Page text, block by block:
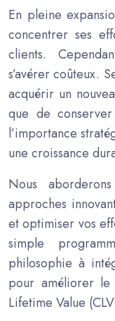
En pleine
concentrer ses
clients.
s’avérer coûteux.
acquérir un
que de
l’importance
une croissance
Nous
approches
et optimiser vos
simple
philosophie à
pour améliorer
Lifetime Value